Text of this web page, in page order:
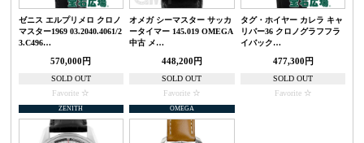
ゼニス エルプリメロ クロノ
マスター1969 03.2040.4061/2
3.C496…
570,000円
SOLD OUT
Favorite
オメガ シーマスター サッカ
ータイマー 145.019 OMEGA
中古 メ…
448,200円
SOLD OUT
Favorite
タグ・ホイヤー カレラ キャ
リバー36 クロノグラフフラ
イバック…
477,300円
SOLD OUT
Favorite
ZENITH OMEGA